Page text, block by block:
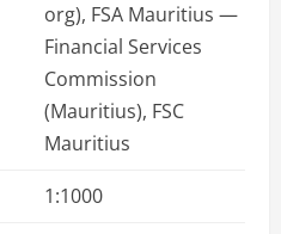
org), FSA Mauritius —
Financial Services
Commission
(Mauritius), FSC
Mauritius
1:1000